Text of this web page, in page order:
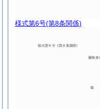
様式第6号(第8条関係)